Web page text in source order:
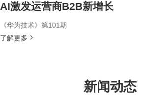
AI激发运营商B2B新增长
《华为技术》第101期
了解更多
新闻动态